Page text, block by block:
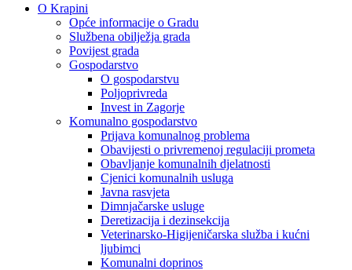
O Krapini
Opće informacije o Gradu
Službena obilježja grada
Povijest grada
Gospodarstvo
O gospodarstvu
Poljoprivreda
Invest in Zagorje
Komunalno gospodarstvo
Prijava komunalnog problema
Obavijesti o privremenoj regulaciji prometa
Obavljanje komunalnih djelatnosti
Cjenici komunalnih usluga
Javna rasvjeta
Dimnjačarske usluge
Deretizacija i dezinsekcija
Veterinarsko-Higijeničarska služba i kućni
ljubimci
Komunalni doprinos